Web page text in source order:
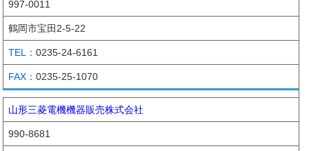
997-0011
鶴岡市宝田2-5-22
0235-24-6161
0235-25-1070
山形三菱電機機器販売株式会社
990-8681